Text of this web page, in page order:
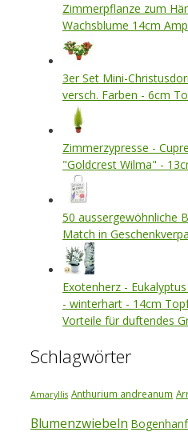
Zimmerpflanze zum
Wachsblume 14cm
3er Set Mini-
versch. Farben - 6cm
Zimmerzypresse -
"Goldcrest Wilma" -
50 aussergewöhnliche
Match in
Exotenherz -
- winterhart - 14cm
Vorteile für duftendes
Schlagwörter
Amaryllis Anthurium andreanum
Blumenzwiebeln Bogenhanf